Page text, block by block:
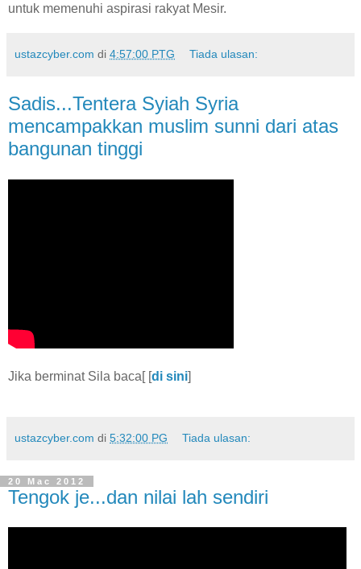
untuk memenuhi aspirasi rakyat Mesir.
ustazcyber.com di 4:57:00 PTG Tiada ulasan:
Sadis...Tentera Syiah Syria
mencampakkan muslim sunni dari atas
bangunan tinggi
Jika berminat Sila baca[ [di sini]
ustazcyber.com di 5:32:00 PG Tiada ulasan:
20 Mac 2012
Tengok je...dan nilai lah sendiri